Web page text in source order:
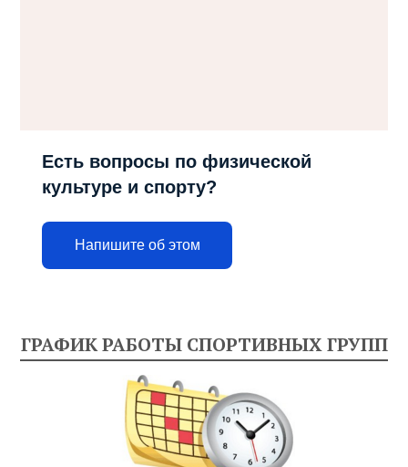
Есть вопросы по физической
культуре и спорту?
Напишите об этом
ГРАФИК РАБОТЫ СПОРТИВНЫХ ГРУПП